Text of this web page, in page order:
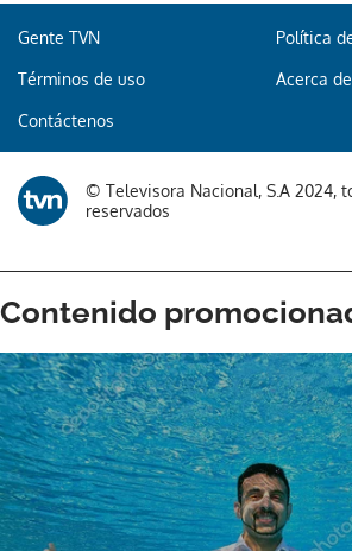
Gente TVN Política
Términos de uso Acerca
Contáctenos
© Televisora Nacional, S.A 2024,
reservados